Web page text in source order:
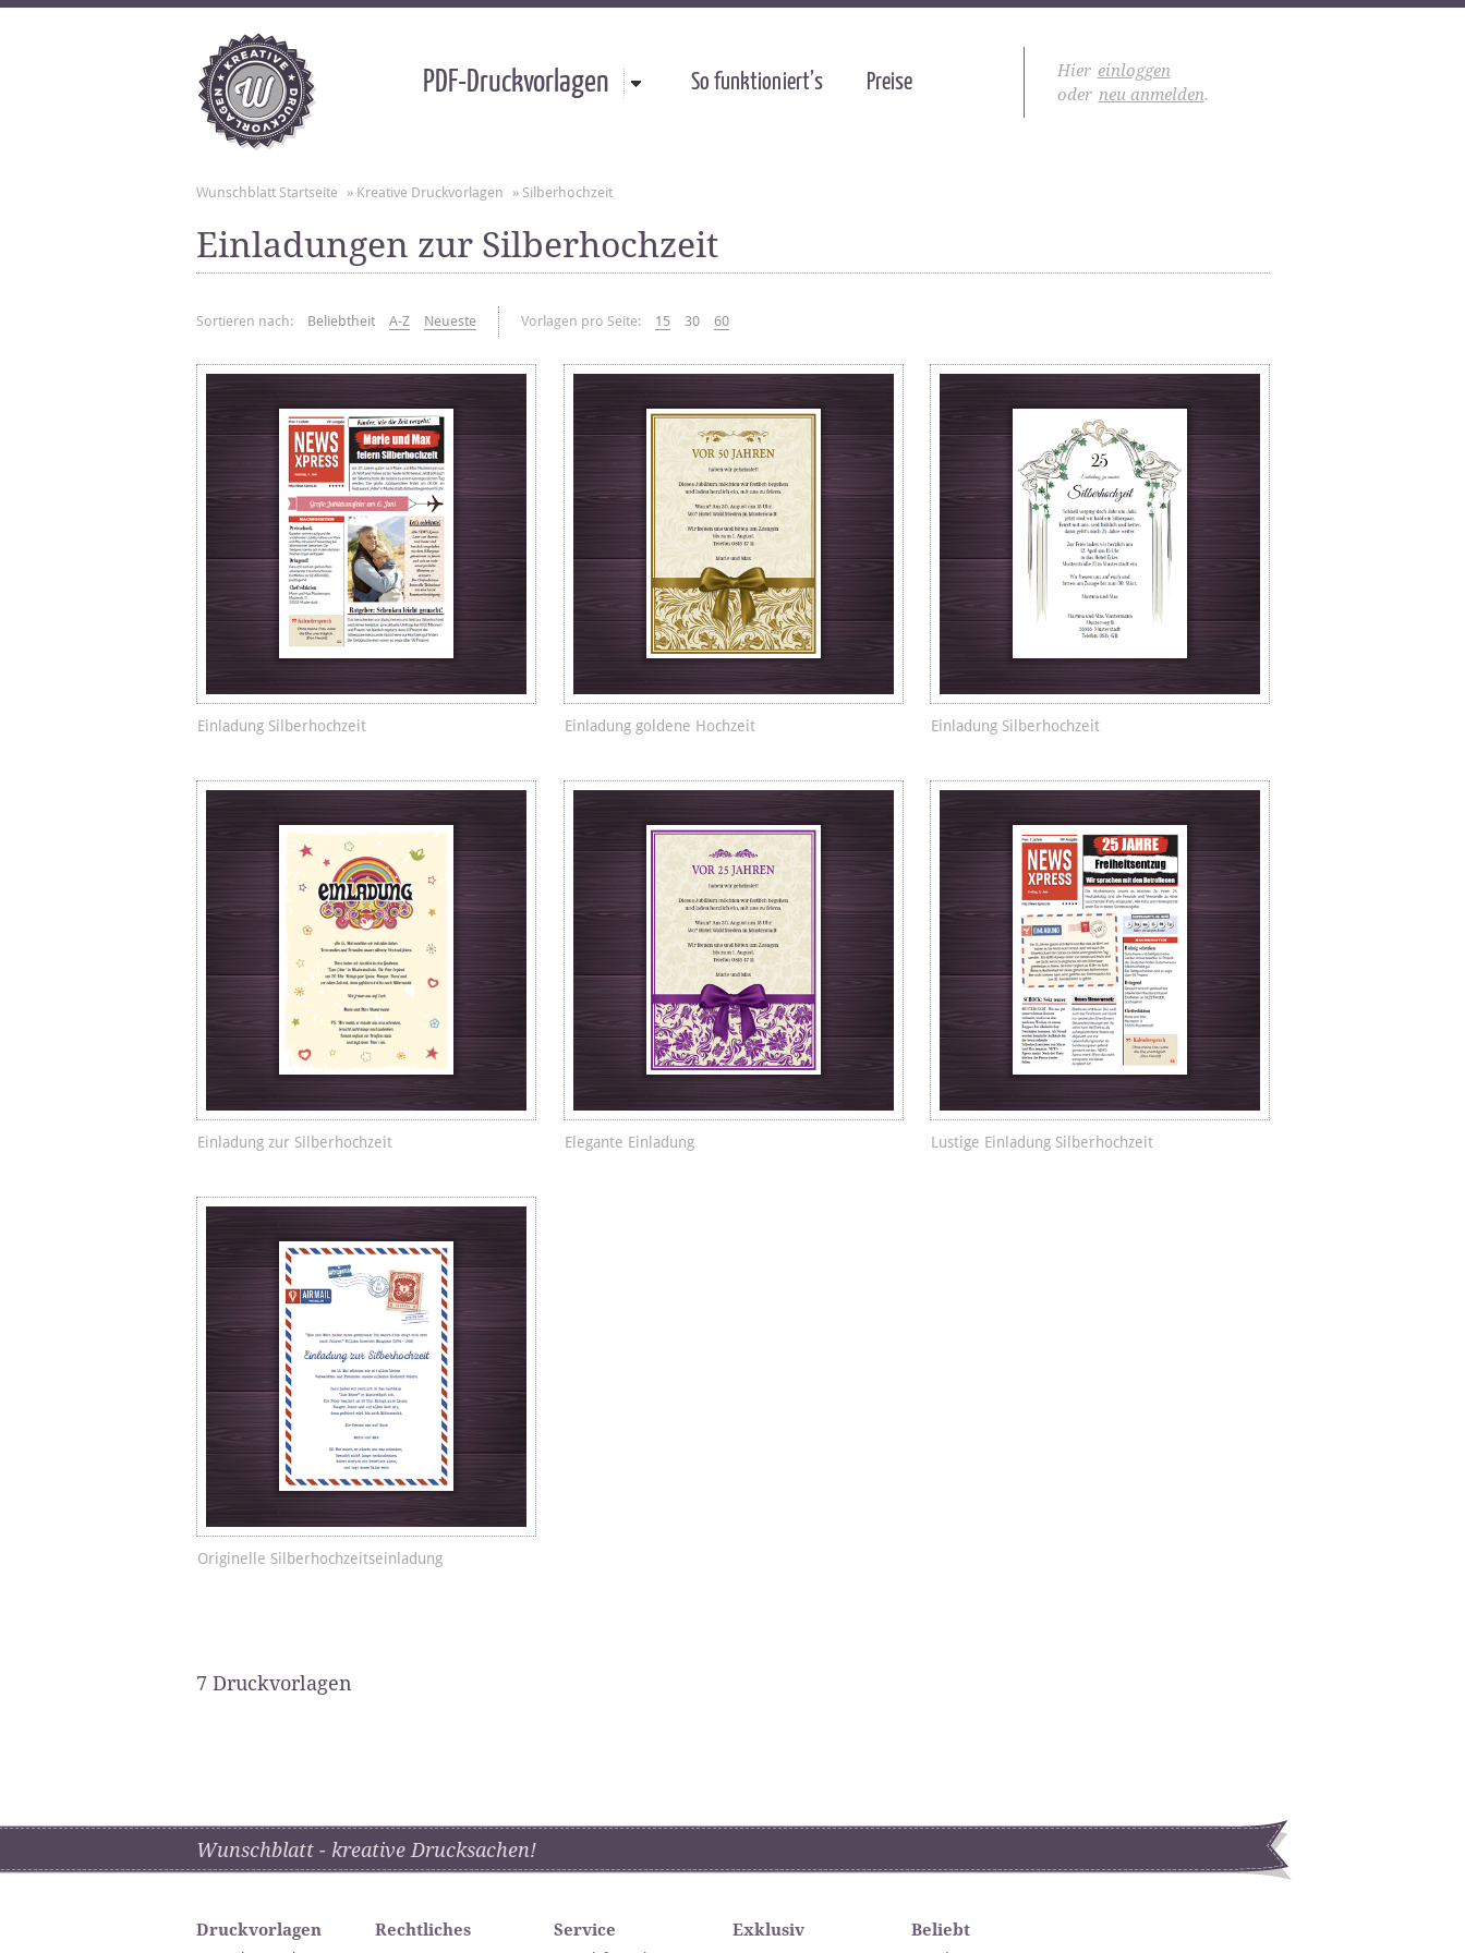
Hier einloggen
oder neu anmelden.
PDF-Druckvorlagen So funktioniert’s Preise
Wunschblatt Startseite » Kreative Druckvorlagen » Silberhochzeit
Einladungen zur Silberhochzeit
Sortieren nach: Beliebtheit A-Z Neueste Vorlagen pro Seite: 15 30 60
Einladung Silberhochzeit Einladung goldene Hochzeit Einladung Silberhochzeit
Einladung zur Silberhochzeit Elegante Einladung Lustige Einladung Silberhochzeit
Originelle Silberhochzeitseinladung
7 Druckvorlagen
Wunschblatt - kreative Drucksachen!
Druckvorlagen Rechtliches Service Exklusiv Beliebt